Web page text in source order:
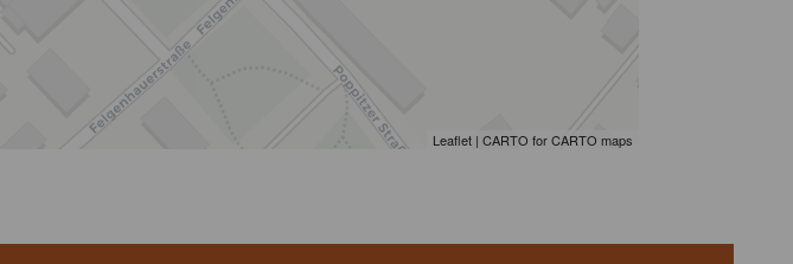
Leaflet | CARTO for CARTO maps